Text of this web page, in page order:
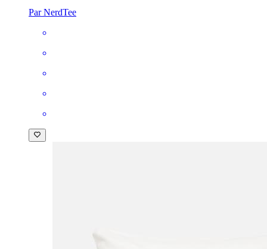
Par NerdTee